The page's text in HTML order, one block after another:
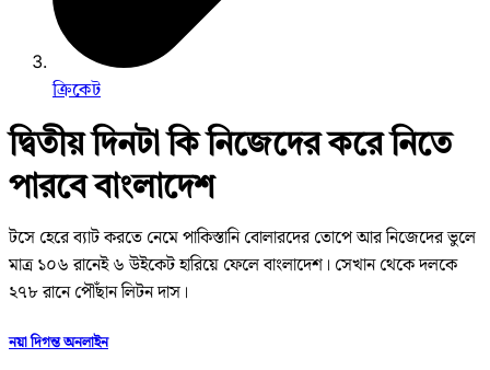
ক্রিকেট
দ্বিতীয় দিনটা কি নিজেদের করে নিতে
পারবে বাংলাদেশ
টসে হেরে ব্যাট করতে নেমে পাকিস্তানি বোলারদের তোপে আর নিজেদের ভুলে
মাত্র ১০৬ রানেই ৬ উইকেট হারিয়ে ফেলে বাংলাদেশ। সেখান থেকে দলকে
২৭৮ রানে পৌঁছান লিটন দাস।
নয়া দিগন্ত অনলাইন